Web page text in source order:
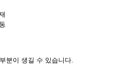
분이 생길 수 있습니다.